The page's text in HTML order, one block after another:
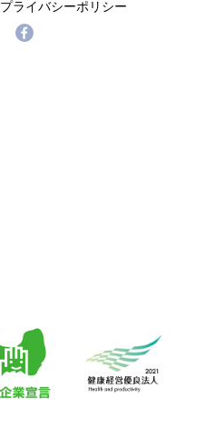
プライバシーポリシー